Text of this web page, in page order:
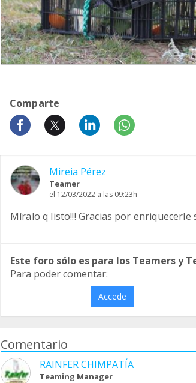
Comparte
Mireia Pérez
Teamer
el 12/03/2022 a las 09:23h
Míralo q listo!!! Gracias por
Este foro sólo es para los Teamers y
Para poder comentar:
Accede
Comentario
RAINFER CHIMPATÍA
Teaming Manager